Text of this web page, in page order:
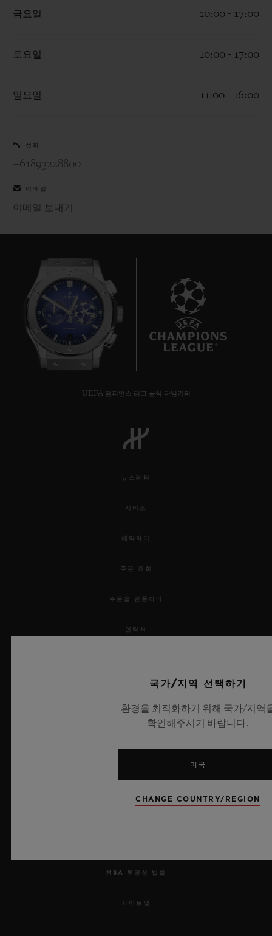
금요일 10:00 - 17:00
토요일 10:00 - 17:00
일요일 11:00 - 16:00
전화
+61893228800
이메일
이메일 보내기
UEFA 챔피언스 리그 공식 타임키퍼
뉴스레터
서비스
예약하기
주문 조회
주문을 반품하다
연락처
개인정보 보호
웹사이트 이용 약관
MSA 투명성 법률
사이트맵
국가/지역 선택하기
환경을 최적화하기 위해 국가/지역
확인해주시기 바랍니다.
미국
CHANGE COUNTRY/REGION